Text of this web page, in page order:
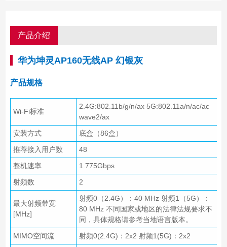
产品介绍
华为坤灵AP160无线AP 幻银灰
产品规格
Wi-Fi标准
2.4G:802.11b/g/n/ax 5G:802.11a/n/ac/ac
wave2/ax
安装方式
底盒（86盒）
推荐接入用户数
48
整机速率
1.775Gbps
射频数
2
最大射频带宽
[MHz]
射频0（2.4G）：40 MHz 射频1（5G）：
80 MHz 不同国家或地区的法律法规要求不
同，具体规格请参考当地语言版本。
MIMO空间流
射频0(2.4G)：2x2 射频1(5G)：2x2